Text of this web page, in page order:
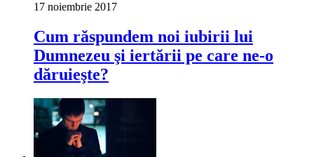
17 noiembrie 2017
Cum răspundem noi iubirii lui
Dumnezeu şi iertării pe care ne-o
dăruieşte?